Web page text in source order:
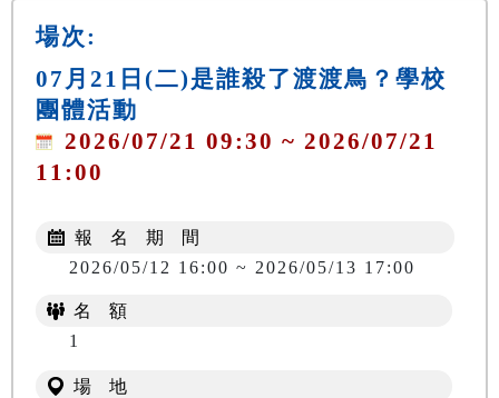
場次:
07月21日(二)是誰殺了渡渡鳥？學校
團體活動
2026/07/21 09:30 ~ 2026/07/21
11:00
報 名 期 間
2026/05/12 16:00 ~ 2026/05/13 17:00
名 額
1
場 地